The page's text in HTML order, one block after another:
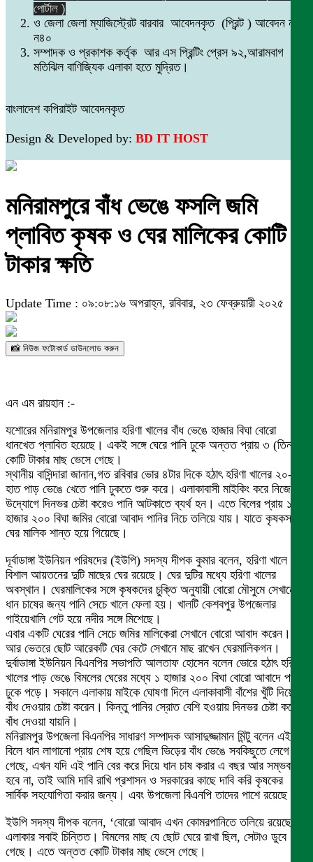
পোর্টাল )
ও জেলা জেলা ম্যাজিস্ট্রেট বারবার আবেদনকৃত (প্রিন্ট ) আবেদন নং
ন৪০
সম্পাদক ও প্রকাশক কর্তৃক আর এস প্রিন্টিং প্রেস ৯২,আরামবাগ
মতিঝিল বাণিজ্যিক এলাকা হতে মুদ্রিত।
বাংলাদেশ কপিরাইট আবেদনকৃত
Design & Developed by: BD IT HOST
মনিরামপুরে বাঁধ ভেঙে ফসলি জমি
প্লাবিত কৃষক ও ঘের মালিকের কোটি
টাকার ক্ষতি
Update Time : ০৯:০৮:১৬ অপরাহ্ন, রবিবার, ২৩ ফেব্রুয়ারী ২০২৫
📸 নিউজ ফটোকার্ড ডাউনলোড করুন
এন এম রায়হান :-
যশোরের মনিরামপুর উপজেলার হরিণা খালের বাঁধ ভেঙে হাজার বিঘা বোরো
ধানখেত প্লাবিত হয়েছে। একই সঙ্গে ঘেরে পানি ঢুকে অন্তত প্রায় ৩ (তিন)
কোটি টাকার মাছ ভেসে গেছে।
স্থানীয় বাসিন্দারা জানান,গত রবিবার ভোর ৪টার দিকে হঠাৎ হরিণা খালের ২০-২৫
হাত পাড় ভেঙে খেতে পানি ঢুকতে শুরু করে। এলাকাবাসী মাইকিং করে নিজেদের
উদ্যোগে দিনভর চেষ্টা করেও পানি আটকাতে ব্যর্থ হন। এতে বিলের প্রায় ১
হাজার ২০০ বিঘা জমির বোরো আবাদ পানির নিচে তলিয়ে যায়। যাতে কৃষকসহ
ঘের মালিক শান্ত হয়ে গিয়েছে।
দূর্বাডাঙ্গা ইউনিয়ন পরিষদের (ইউপি) সদস্য দীপক কুমার বলেন, হরিণা খালে
বিশাল আয়তনের দুটি মাছের ঘের রয়েছে। ঘের দুটির মধ্যে হরিণা খালের
অবস্থান। ঘেরমালিকের সঙ্গে কৃষকদের চুক্তি অনুযায়ী বোরো মৌসুমে সেখানে
ধান চাষের জন্য পানি সেচে খালে ফেলা হয়। খালটি কেশবপুর উপজেলার
গাইয়েখালি গেট হয়ে নদীর সঙ্গে মিশেছে।
এবার একটি ঘেরের পানি সেচে জমির মালিকেরা সেখানে বোরো আবাদ করেন।
আর ভেতরে ছোট আরেকটি ঘের কেটে সেখানে মাছ রাখেন ঘেরমালিকগন।
দুর্বাডাঙ্গা ইউনিয়ন বিএনপির সভাপতি আলতাফ হোসেন বলেন ভোরে হঠাৎ হরিণা
খালের পাড় ভেঙে বিমলের ঘেরের মধ্যে ১ হাজার ২০০ বিঘা বোরো আবাদে পানি
ঢুকে পড়ে। সকালে এলাকায় মাইকে ঘোষণা দিলে এলাকাবাসী বাঁশের খুঁটি দিয়ে
বাঁধ দেওয়ার চেষ্টা করেন। কিন্তু পানির স্রোত বেশি হওয়ায় দিনভর চেষ্টা করেও
বাঁধ দেওয়া যায়নি।
মনিরামপুর উপজেলা বিএনপির সাধারণ সম্পাদক আসাদুজ্জামান মিন্টু বলেন এই
বিলে ধান লাগানো প্রায় শেষ হয়ে গেছিল ভিড়ের বাঁধ ভেঙে সবকিছুতে লেগে
গেছে, এখন যদি এই পানি বের করে দিয়ে ধান চাষ করার এ বছর আর সম্ভব
হবে না, তাই আমি দাবি রাখি প্রশাসন ও সরকারের কাছে দাবি করি কৃষকের
সার্বিক সহযোগিতা করার জন্য। এবং উপজেলা বিএনপি তাদের পাশে রয়েছে।
ইউপি সদস্য দীপক বলেন, ‘বোরো আবাদ এখন কোমরপানিতে তলিয়ে রয়েছে।
এলাকার সবাই চিন্তিত। বিমলের মাছ যে ছোট ঘেরে রাখা ছিল, সেটাও ডুবে
গেছে। এতে অন্তত কোটি টাকার মাছ ভেসে গেছে।